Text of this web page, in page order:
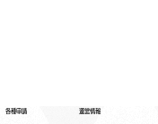
各種申請 運営情報